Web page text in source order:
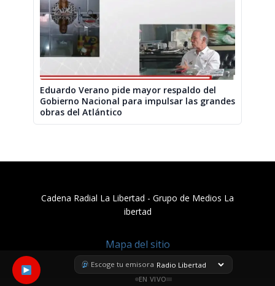
Eduardo Verano pide mayor respaldo del
Gobierno Nacional para impulsar las grandes
obras del Atlántico
Escoge tu emisora
EN VIVO
Cadena Radial La Libertad​ - Grupo de Medios La
ibertad
Mapa del sitio